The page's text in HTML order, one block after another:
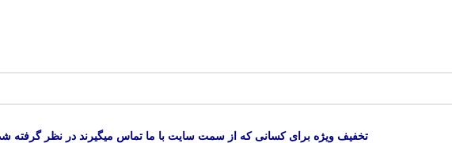
تخفیف ویژه برای کسانی که از سمت سایت با ما تماس میگیرند در نظر گرفته